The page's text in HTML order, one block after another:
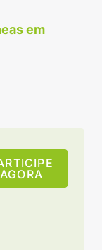
em
AGORA